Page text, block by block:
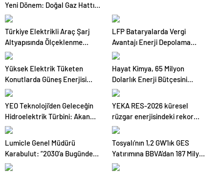
Yeni Dönem: Doğal Gaz Hattı
İçin Tarihi Adım
Türkiye Elektrikli Araç Şarj
Altyapısında Ölçeklenme
Dönemine Girdi
LFP Bataryalarda Vergi
Avantajı Enerji Depolama
Yatırımlarını Hızlandıracak
Yüksek Elektrik Tüketen
Konutlarda Güneş Enerjisi
Faturaları Düşürüyor
Hayat Kimya, 65 Milyon
Dolarlık Enerji Bütçesini
Yapay Zekâ ile Yönetiyor
YEO Teknoloji’den Geleceğin
Hidroelektrik Türbini: Akan
Suda Barajsız Enerji Dönemi
YEKA RES-2026 küresel
rüzgar enerjisindeki rekor
büyüme dönemine denk geldi
Lumicle Genel Müdürü
Karabulut: “2030’a Bugünden
Yatırım Yapmalıyız”
Tosyalı’nın 1,2 GW’lık GES
Yatırımına BBVA’dan 187 Milyon
Euro Finansman